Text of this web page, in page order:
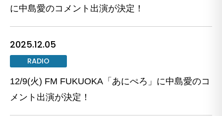
に中島愛のコメント出演が決定！
2025.12.05
RADIO
12/9(火) FM FUKUOKA「あにぺろ」に中島愛のコ
メント出演が決定！